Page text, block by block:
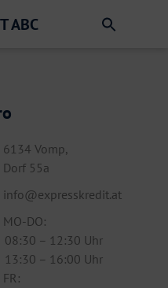
ABC
6134 Vomp,
Dorf 55a
info@expresskredit.at
MO-DO:
08:30 – 12:30 Uhr
13:30 – 16:00 Uhr
FR: